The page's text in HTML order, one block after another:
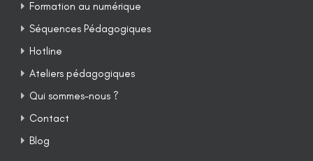
Formation au numérique
Séquences Pédagogiques
Hotline
Ateliers pédagogiques
Qui sommes-nous ?
Contact
Blog